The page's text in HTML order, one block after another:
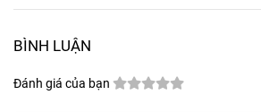
BÌNH LUẬN
Đánh giá của bạn